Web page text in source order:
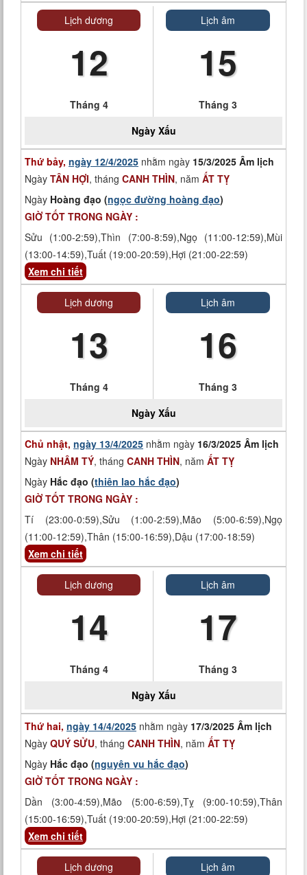
Lịch dương
12
Tháng 4
Lịch âm
15
Tháng 3
Ngày Xấu
Thứ bảy, ngày 12/4/2025 nhằm ngày 15/3/2025 Âm lịch
Ngày TÂN HỢI, tháng CANH THÌN, năm ẤT TỴ
Ngày Hoàng đạo (ngọc đường hoàng đạo)
GIỜ TỐT TRONG NGÀY :
Sửu (1:00-2:59),Thìn (7:00-8:59),Ngọ (11:00-12:59),Mùi
(13:00-14:59),Tuất (19:00-20:59),Hợi (21:00-22:59)
Xem chi tiết
Lịch dương
13
Tháng 4
Lịch âm
16
Tháng 3
Ngày Xấu
Chủ nhật, ngày 13/4/2025 nhằm ngày 16/3/2025 Âm lịch
Ngày NHÂM TÝ, tháng CANH THÌN, năm ẤT TỴ
Ngày Hắc đạo (thiên lao hắc đạo)
GIỜ TỐT TRONG NGÀY :
Tí (23:00-0:59),Sửu (1:00-2:59),Mão (5:00-6:59),Ngọ
(11:00-12:59),Thân (15:00-16:59),Dậu (17:00-18:59)
Xem chi tiết
Lịch dương
14
Tháng 4
Lịch âm
17
Tháng 3
Ngày Xấu
Thứ hai, ngày 14/4/2025 nhằm ngày 17/3/2025 Âm lịch
Ngày QUÝ SỬU, tháng CANH THÌN, năm ẤT TỴ
Ngày Hắc đạo (nguyên vu hắc đạo)
GIỜ TỐT TRONG NGÀY :
Dần (3:00-4:59),Mão (5:00-6:59),Tỵ (9:00-10:59),Thân
(15:00-16:59),Tuất (19:00-20:59),Hợi (21:00-22:59)
Xem chi tiết
Lịch dương Lịch âm